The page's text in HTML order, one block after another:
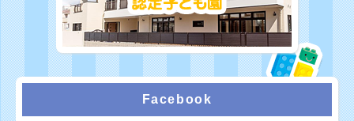
Facebook